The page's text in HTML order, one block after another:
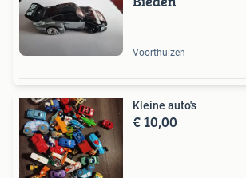
Voorthuizen
Kleine auto's
€ 10,00